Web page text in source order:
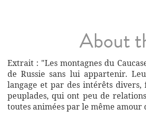
About
Extrait : "Les montagnes du
de Russie sans lui appartenir.
langage et par des intérêts
peuplades, qui ont peu de
toutes animées par le même